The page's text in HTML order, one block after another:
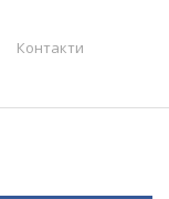
Контакти